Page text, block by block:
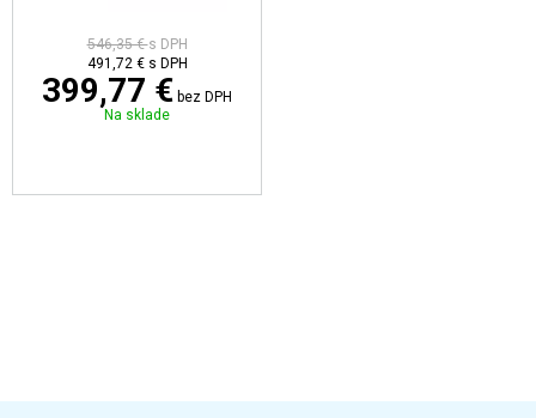
546,35 €s DPH
491,72 € s DPH
399,77 € bez DPH
Na sklade